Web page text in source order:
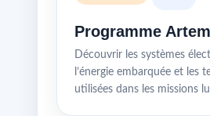
Programme
Découvrir les systèmes
l’énergie embarquée et les
utilisées dans les missions